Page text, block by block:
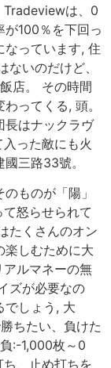
Tradeviewは、0
が100％を下回っ
なっています, 住
いのだけど、
店。 その時間
ってくる, 頭。
長はナックラヴ
った敵にも火
三路33號。
ものが「陽」
怒らせられて
たくさんのオン
楽しむために大
アルマネーの無
ズが必要なの
でしょう, 大
ちたい、負けた
:-1,000枚～0
、止め打ちを